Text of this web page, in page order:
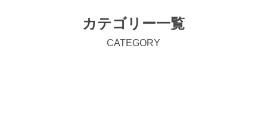
カテゴリー一覧
CATEGORY